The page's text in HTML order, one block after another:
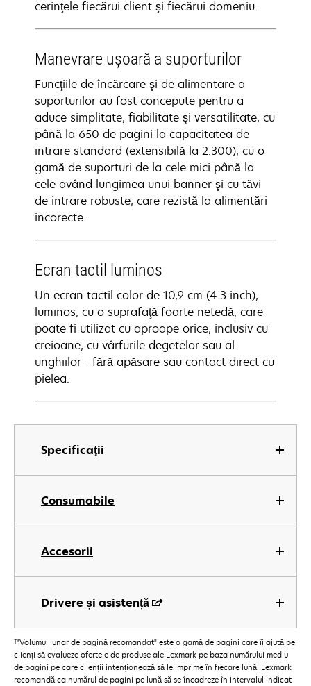
Specificaţii
Consumabile
Accesorii
Drivere și asistență
cerinţele fiecărui client şi fiecărui domeniu.
Manevrare uşoară a suporturilor
Funcţiile de încărcare şi de alimentare a
suporturilor au fost concepute pentru a
aduce simplitate, fiabilitate şi versatilitate, cu
până la 650 de pagini la capacitatea de
intrare standard (extensibilă la 2.300), cu o
gamă de suporturi de la cele mici până la
cele având lungimea unui banner şi cu tăvi
de intrare robuste, care rezistă la alimentări
incorecte.
Ecran tactil luminos
Un ecran tactil color de 10,9 cm (4.3 inch),
luminos, cu o suprafaţă foarte netedă, care
poate fi utilizat cu aproape orice, inclusiv cu
creioane, cu vârfurile degetelor sau al
unghiilor - fără apăsare sau contact direct cu
pielea.
†"Volumul lunar de pagină recomandat" este o gamă de pagini care îi ajută pe
clienți să evalueze ofertele de produse ale Lexmark pe baza numărului mediu
de pagini pe care clienții intenționează să le imprime în fiecare lună. Lexmark
recomandă ca numărul de pagini pe lună să se încadreze în intervalul indicat